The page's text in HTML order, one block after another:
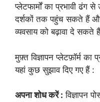
प्लेटफार्मों का प्रभावी
दर्शकों तक पहुंच सकते हैं
व्यवसाय को बढ़ावा दे सकते
मुफ़्त विज्ञापन प्लेटफ़ॉर्म
यहां कुछ सुझाव दिए गए हैं :
अपना शोध करें : विज्ञापन